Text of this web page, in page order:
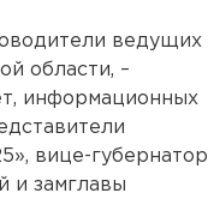
ведущих
области, –
информационных
вице-губернатор
и замглавы